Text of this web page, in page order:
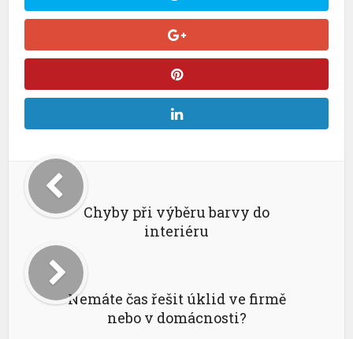
Chyby při výběru barvy do
interiéru
Nemáte čas řešit úklid ve firmě
nebo v domácnosti?